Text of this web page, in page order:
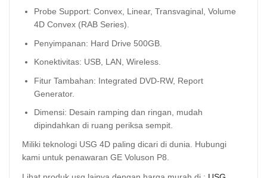
Probe Support: Convex, Linear, Transvaginal, Volume
4D Convex (RAB Series).
Penyimpanan: Hard Drive 500GB.
Konektivitas: USB, LAN, Wireless.
Fitur Tambahan: Integrated DVD-RW, Report
Generator.
Dimensi: Desain ramping dan ringan, mudah
dipindahkan di ruang periksa sempit.
Miliki teknologi USG 4D paling dicari di dunia. Hubungi
kami untuk penawaran GE Voluson P8.